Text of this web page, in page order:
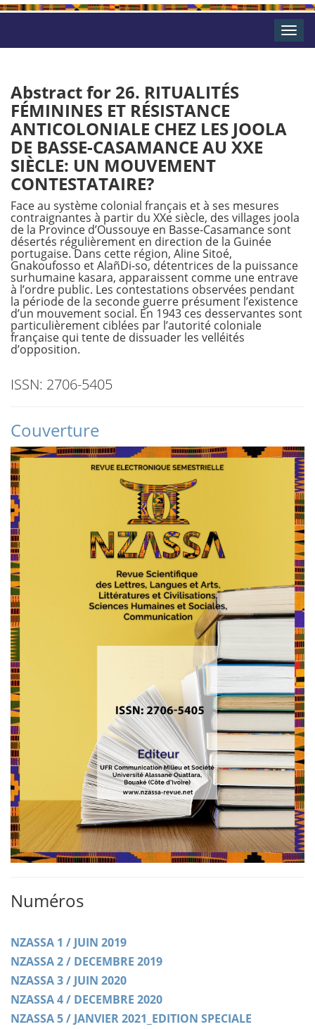
Toggle
Abstract for 26. RITUALITÉS
FÉMININES ET RÉSISTANCE
ANTICOLONIALE CHEZ LES JOOLA
DE BASSE-CASAMANCE AU XXE
SIÈCLE: UN MOUVEMENT
CONTESTATAIRE?
Face au système colonial français et à ses mesures
contraignantes à partir du XXe siècle, des villages joola
de la Province d’Oussouye en Basse-Casamance sont
désertés régulièrement en direction de la Guinée
portugaise. Dans cette région, Aline Sitoé,
Gnakoufosso et AlañDi-so, détentrices de la puissance
surhumaine kasara, apparaissent comme une entrave
à l’ordre public. Les contestations observées pendant
la période de la seconde guerre présument l’existence
d’un mouvement social. En 1943 ces desservantes sont
particulièrement ciblées par l’autorité coloniale
française qui tente de dissuader les velléités
d’opposition.
ISSN: 2706-5405
Couverture
Numéros
NZASSA 1 / JUIN 2019
NZASSA 2 / DECEMBRE 2019
NZASSA 3 / JUIN 2020
NZASSA 4 / DECEMBRE 2020
NZASSA 5 / JANVIER 2021_EDITION SPECIALE